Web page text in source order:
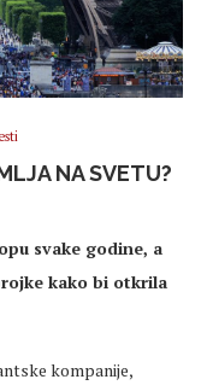
NA SVETU?
svake godine, a
kako bi otkrila
kompanije,